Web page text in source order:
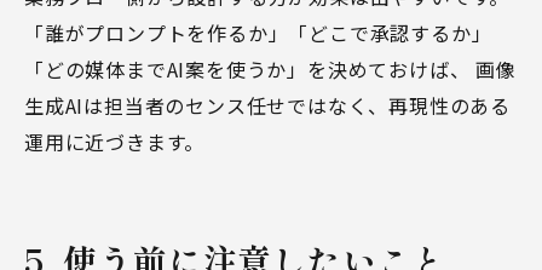
「誰がプロンプトを作るか」「どこで承認するか」
「どの媒体までAI案を使うか」を決めておけば、 画像
生成AIは担当者のセンス任せではなく、再現性のある
運用に近づきます。
5. 使う前に注意したいこと